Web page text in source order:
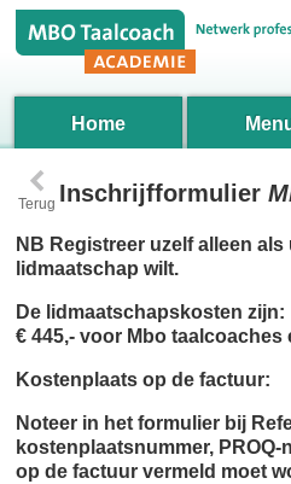
Home
‹
Terug Inschrijfformulier
NB Registreer uzelf alleen als
lidmaatschap wilt.
De lidmaatschapskosten zijn:
€ 445,- voor Mbo taalcoaches
Kostenplaats op de factuur:
Noteer in het formulier bij
kostenplaatsnummer,
op de factuur vermeld moet